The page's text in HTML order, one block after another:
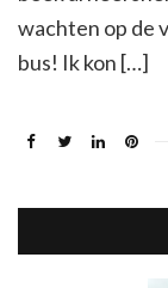
wachten op de
bus! Ik kon […]